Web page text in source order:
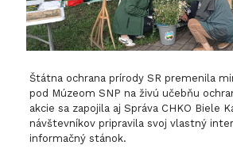
Štátna ochrana prírody SR premenila
pod Múzeom SNP na živú učebňu
akcie sa zapojila aj Správa CHKO Biele
návštevníkov pripravila svoj vlastný
informačný stánok.